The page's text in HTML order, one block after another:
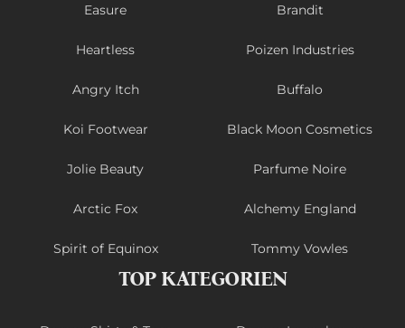
Easure Brandit
Heartless Poizen Industries
Angry Itch Buffalo
Koi Footwear Black Moon Cosmetics
Jolie Beauty Parfume Noire
Arctic Fox Alchemy England
Spirit of Equinox Tommy Vowles
TOP KATEGORIEN